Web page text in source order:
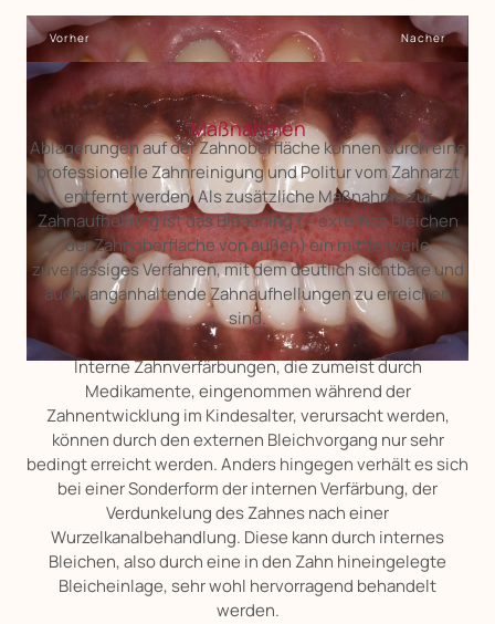
Vorher Nacher
Maßnahmen
Ablagerungen auf der Zahnoberfläche können durch eine
professionelle Zahnreinigung und Politur vom Zahnarzt
entfernt werden. Als zusätzliche Maßnahme zur
Zahnaufhellung ist das Bleaching (= externes Bleichen
der Zahnoberfläche von außen) ein mittlerweile
zuverlässiges Verfahren, mit dem deutlich sichtbare und
auch langanhaltende Zahnaufhellungen zu erreichen
sind.
Interne Zahnverfärbungen, die zumeist durch
Medikamente, eingenommen während der
Zahnentwicklung im Kindesalter, verursacht werden,
können durch den externen Bleichvorgang nur sehr
bedingt erreicht werden. Anders hingegen verhält es sich
bei einer Sonderform der internen Verfärbung, der
Verdunkelung des Zahnes nach einer
Wurzelkanalbehandlung. Diese kann durch internes
Bleichen, also durch eine in den Zahn hineingelegte
Bleicheinlage, sehr wohl hervorragend behandelt
werden.